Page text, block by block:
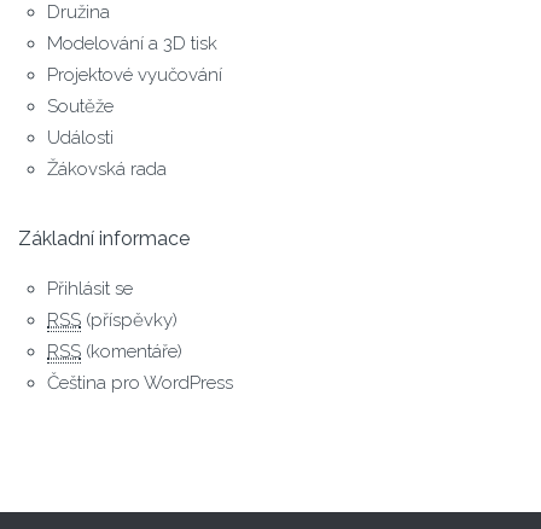
Družina
Modelování a 3D tisk
Projektové vyučování
Soutěže
Události
Žákovská rada
Základní informace
Přihlásit se
RSS (příspěvky)
RSS (komentáře)
Čeština pro WordPress